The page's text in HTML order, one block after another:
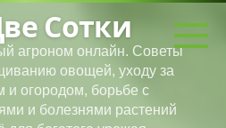
Сотки
агроном онлайн. Советы
овощей, уходу за
и огородом, борьбе с
и болезнями растений